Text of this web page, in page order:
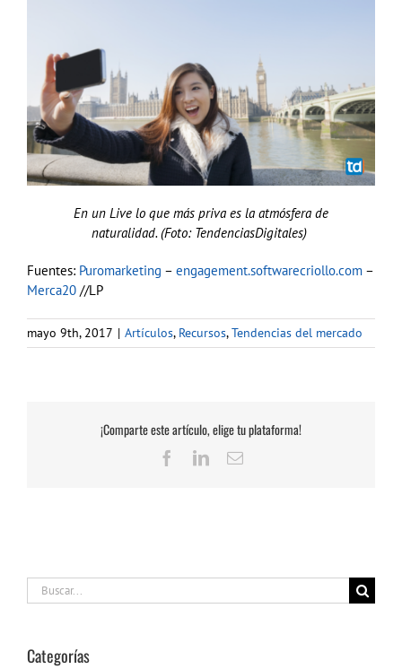
En un Live lo que más priva es la atmósfera de
naturalidad. (Foto: TendenciasDigitales)
Fuentes: Puromarketing – engagement.softwarecriollo.com –
Merca20 //LP
mayo 9th, 2017 | Artículos, Recursos,Tendencias del mercado
¡Comparte este artículo, elige tu plataforma!
Facebook
LinkedInCorreo
Buscar:
Categorías